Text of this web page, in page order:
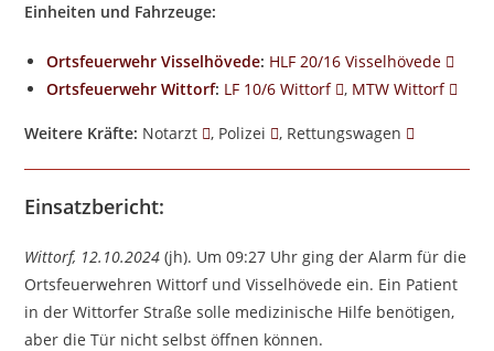
Einheiten und Fahrzeuge:
Ortsfeuerwehr Visselhövede: HLF 20/16 Visselhövede
Ortsfeuerwehr Wittorf: LF 10/6 Wittorf , MTW Wittorf
Weitere Kräfte: Notarzt , Polizei , Rettungswagen
Einsatzbericht:
Wittorf, 12.10.2024 (jh). Um 09:27 Uhr ging der Alarm für die
Ortsfeuerwehren Wittorf und Visselhövede ein. Ein Patient
in der Wittorfer Straße solle medizinische Hilfe benötigen,
aber die Tür nicht selbst öffnen können.